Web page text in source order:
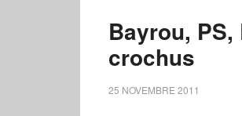
Bayrou,
crochus
25 NOVEMBRE 2011